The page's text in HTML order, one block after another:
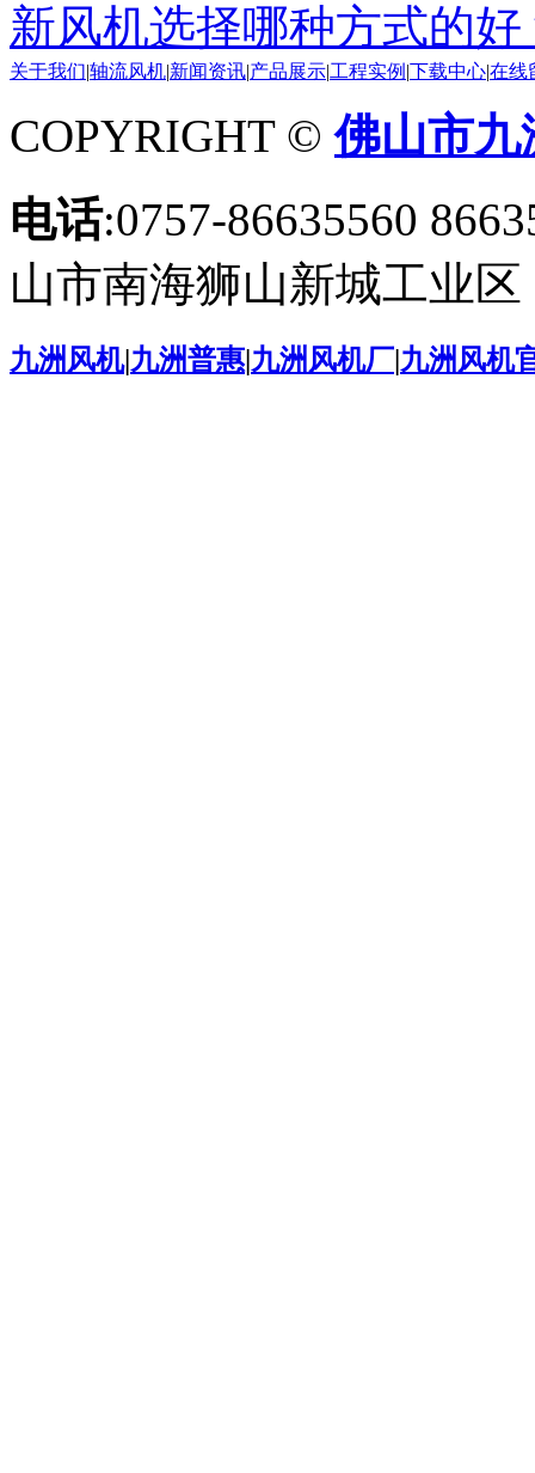
新风机选择哪种方式的好
关于我们 轴流风机 新闻资讯 产品展示工程实例 下载中心在线
COPYRIGHT ©佛山市九
电话:0757-86635560
山市南海狮山新城工业区
九洲风机|九洲普惠|九洲风机厂 九洲风机